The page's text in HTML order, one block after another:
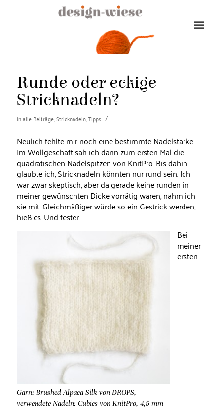
Runde oder eckige
Stricknadeln?
inalle Beiträge,Stricknadeln,Tipps /
Neulich fehlte mir noch eine bestimmte Nadelstärke.
Im Wollgeschäft sah ich dann zum ersten Mal die
quadratischen Nadelspitzen von KnitPro. Bis dahin
glaubte ich, Stricknadeln könnten nur rund sein. Ich
war zwar skeptisch, aber da gerade keine runden in
meiner gewünschten Dicke vorrätig waren, nahm ich
sie mit. Gleichmäßiger würde so ein Gestrick werden,
hieß es. Und fester.
Garn: Brushed Alpaca Silk von DROPS,
verwendete Nadeln: Cubics von KnitPro, 4,5 mm
Bei
meiner
ersten